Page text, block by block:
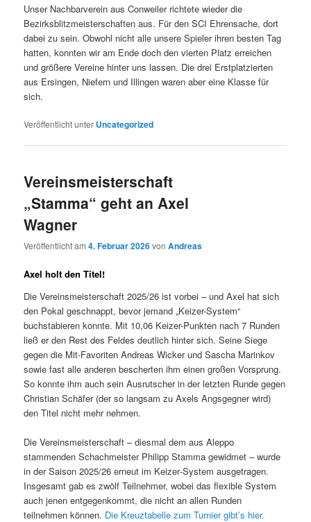
Unser Nachbarverein aus Conweiler richtete wieder die
Bezirksblitzmeisterschaften aus. Für den SCI Ehrensache, dort
dabei zu sein. Obwohl nicht alle unsere Spieler ihren besten Tag
hatten, konnten wir am Ende doch den vierten Platz erreichen
und größere Vereine hinter uns lassen. Die drei Erstplatzierten
aus Ersingen, Niefern und Illingen waren aber eine Klasse für
sich.
Veröffentlicht unter Uncategorized
Vereinsmeisterschaft
„Stamma“ geht an Axel
Wagner
Veröffentlicht am4. Februar 2026vonAndreas
Axel holt den Titel!
Die Vereinsmeisterschaft 2025/26 ist vorbei – und Axel hat sich
den Pokal geschnappt, bevor jemand „Keizer-System“
buchstabieren konnte. Mit 10,06 Keizer-Punkten nach 7 Runden
ließ er den Rest des Feldes deutlich hinter sich. Seine Siege
gegen die Mit-Favoriten Andreas Wicker und Sascha Marinkov
sowie fast alle anderen bescherten ihm einen großen Vorsprung.
So konnte ihm auch sein Ausrutscher in der letzten Runde gegen
Christian Schäfer (der so langsam zu Axels Angsgegner wird)
den Titel nicht mehr nehmen.
Die Vereinsmeisterschaft – diesmal dem aus Aleppo
stammenden Schachmeister Philipp Stamma gewidmet – wurde
in der Saison 2025/26 erneut im Keizer‑System ausgetragen.
Insgesamt gab es zwölf Teilnehmer, wobei das flexible System
auch jenen entgegenkommt, die nicht an allen Runden
teilnehmen können. Die Kreuztabelle zum Turnier gibt’s hier.